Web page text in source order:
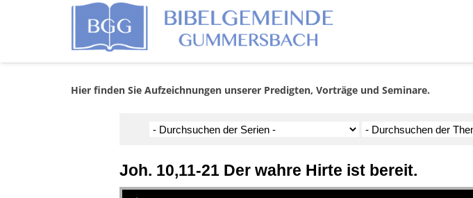
Hier finden Sie Aufzeichnungen unserer Predigten, Vorträge und Seminare.
Joh. 10,11-21 Der wahre Hirte ist bereit.
Audio-Player